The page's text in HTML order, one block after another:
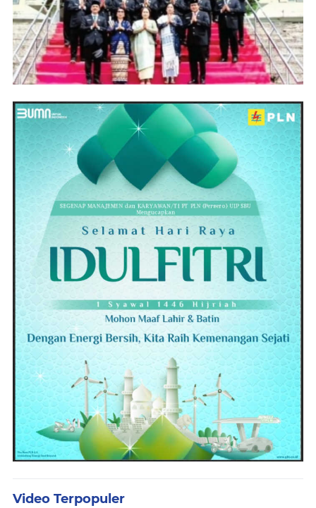
Video Terpopuler